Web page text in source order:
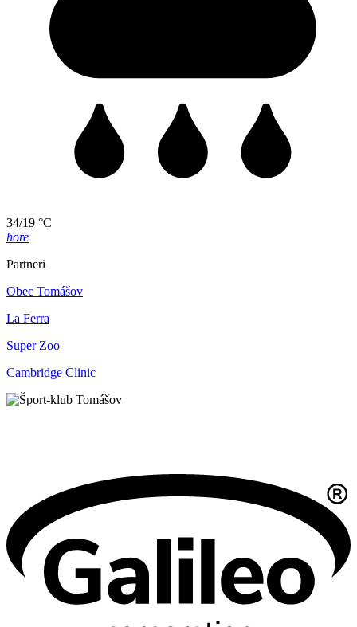
34/19 °C
hore
Partneri
Obec Tomášov
La Ferra
Super Zoo
Cambridge Clinic